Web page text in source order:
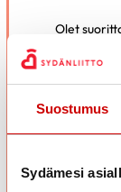
Suostumus
Sydämesi
Olet
oppimaasi.